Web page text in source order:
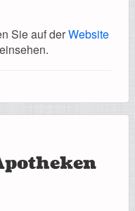
Sie auf derWebsite
einsehen.